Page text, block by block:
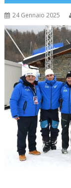
24 Gennaio 2025